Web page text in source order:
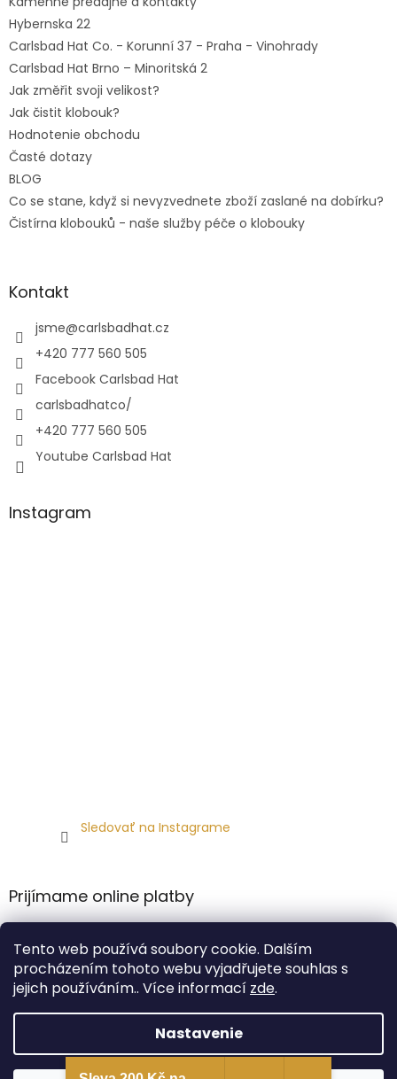
Tento web používá soubory cookie. Dalším
procházením tohoto webu vyjadřujete souhlas s
jejich používáním.. Více informací zde.
Nastavenie
Hybernska 22
Carlsbad Hat Co. - Korunní 37 - Praha - Vinohrady
Carlsbad Hat Brno – Minoritská 2
Jak změřit svoji velikost?
Jak čistit klobouk?
Hodnotenie obchodu
Časté dotazy
BLOG
Co se stane, když si nevyzvednete zboží zaslané na dobírku?
Čistírna klobouků - naše služby péče o klobouky
Kontakt
jsme@carlsbadhat.cz
+420 777 560 505
Facebook Carlsbad Hat
carlsbadhatco/
+420 777 560 505
Youtube Carlsbad Hat
Instagram
Sledovať na Instagrame
Prijímame online platby
Vytvoril Shoptet Premium
Copyright 2026 Carlsbad Hat Co. . Všetky práva